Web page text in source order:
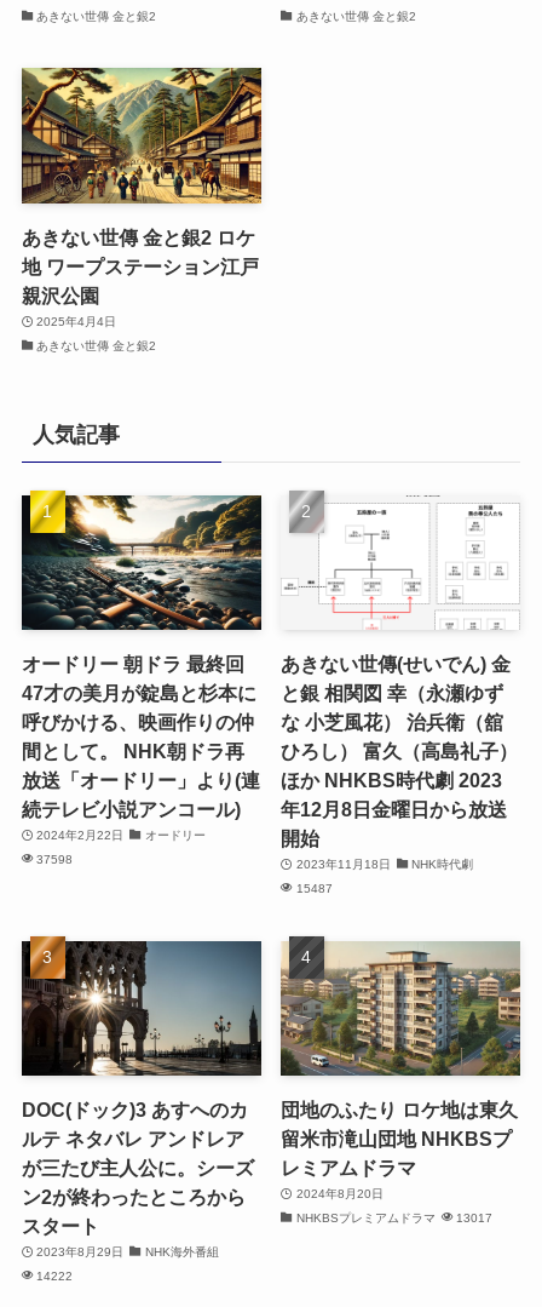
あきない世傳 金と銀2
あきない世傳 金と銀2
あきない世傳 金と銀2 ロケ
地 ワープステーション江戸
親沢公園
2025年4月4日
あきない世傳 金と銀2
人気記事
オードリー 朝ドラ 最終回
47才の美月が錠島と杉本に
呼びかける、映画作りの仲
間として。 NHK朝ドラ再
放送「オードリー」より(連
続テレビ小説アンコール)
2024年2月22日
オードリー
37598
あきない世傳(せいでん) 金
と銀 相関図 幸（永瀬ゆず
な 小芝風花） 治兵衛（舘
ひろし） 富久（高島礼子）
ほか NHKBS時代劇 2023
年12月8日金曜日から放送
開始
2023年11月18日
NHK時代劇
15487
DOC(ドック)3 あすへのカ
ルテ ネタバレ アンドレア
が三たび主人公に。シーズ
ン2が終わったところから
スタート
2023年8月29日
NHK海外番組
14222
団地のふたり ロケ地は東久
留米市滝山団地 NHKBSプ
レミアムドラマ
2024年8月20日
NHKBSプレミアムドラマ
13017